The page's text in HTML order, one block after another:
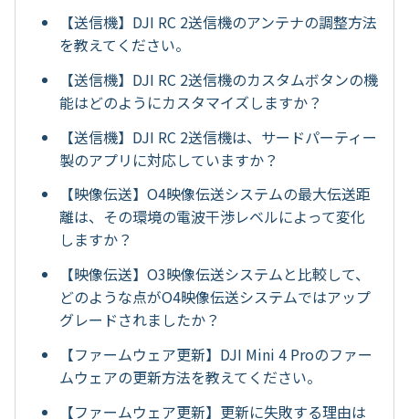
【送信機】DJI RC 2送信機のアンテナの調整方法
を教えてください。
【送信機】DJI RC 2送信機のカスタムボタンの機
能はどのようにカスタマイズしますか？
【送信機】DJI RC 2送信機は、サードパーティー
製のアプリに対応していますか？
【映像伝送】O4映像伝送システムの最大伝送距
離は、その環境の電波干渉レベルによって変化
しますか？
【映像伝送】O3映像伝送システムと比較して、
どのような点がO4映像伝送システムではアップ
グレードされましたか？
【ファームウェア更新】DJI Mini 4 Proのファー
ムウェアの更新方法を教えてください。
【ファームウェア更新】更新に失敗する理由は